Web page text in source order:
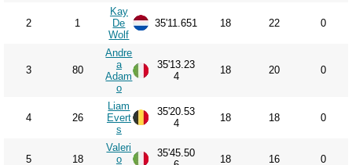
2 1
Kay
De
Wolf
35'11.651 18 22 0
3 80
Andre
a
Adam
o
35'13.23
4
18 20 0
4 26
Liam
Evert
s
35'20.53
4
18 18 0
5 18
Valeri
o
35'45.50
18 16 0